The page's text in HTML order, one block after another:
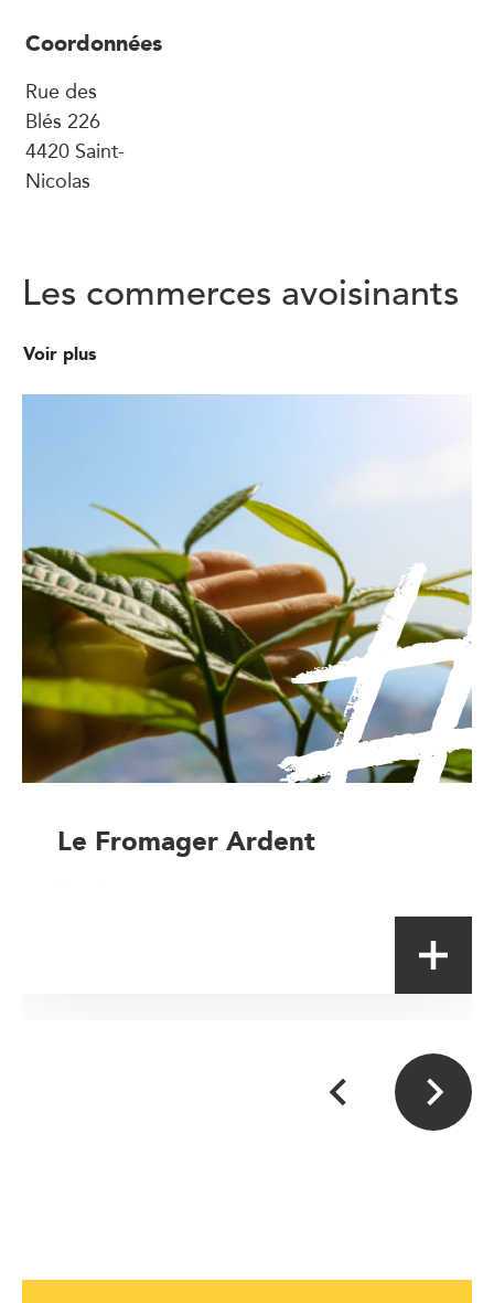
Coordonnées
Rue des
Blés 226
4420 Saint-
Nicolas
Les commerces avoisinants
Voir plus
Le Fromager Ardent